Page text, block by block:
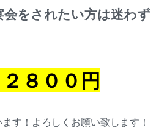
会をされたい方は迷わず
８００円
す！よろしくお願い致します！